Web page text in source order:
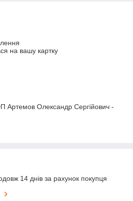
на вашу картку
Артемов Олександр Сергійович -
14 днів за рахунок покупця